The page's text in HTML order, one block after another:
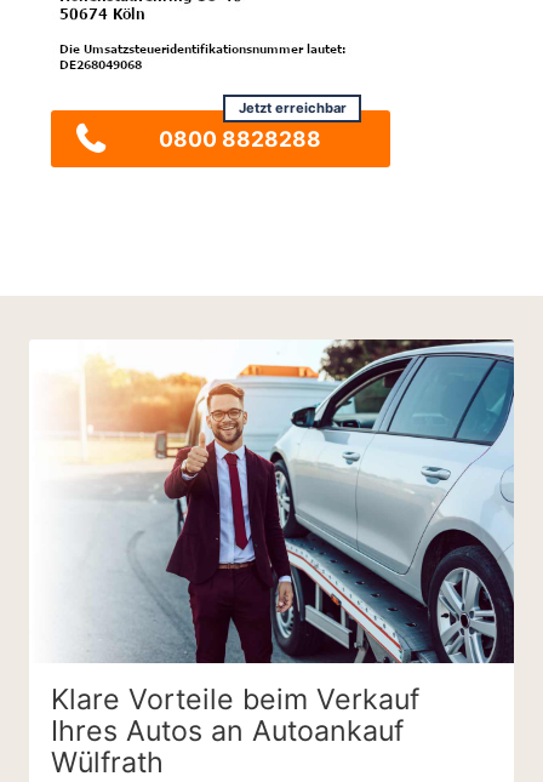
0800 8828288
Jetzt erreichbar
Klare Vorteile beim Verkauf
Ihres Autos an Autoankauf
Wülfrath